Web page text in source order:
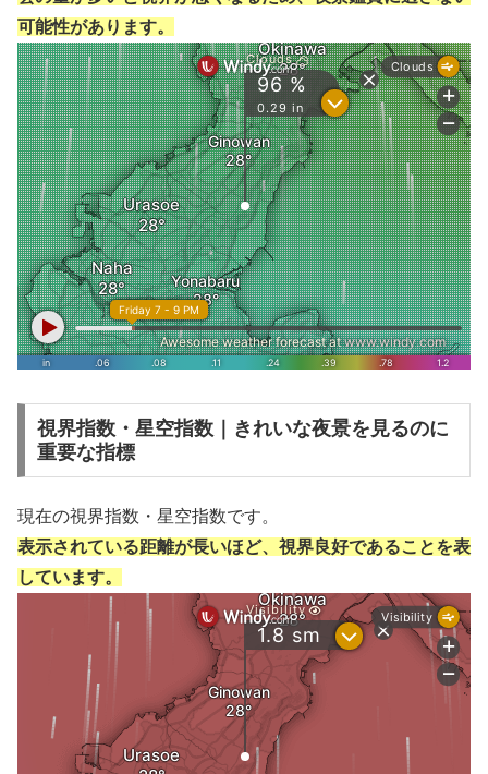
可能性があります。
視界指数・星空指数｜きれいな夜景を見るのに
重要な指標
現在の視界指数・星空指数です。
表示されている距離が長いほど、視界良好であることを表
しています。